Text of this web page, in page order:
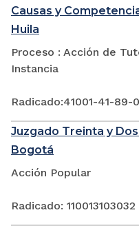
Causas y
Huila
Proceso : Acción de
Instancia
Radicado:41001-41-89-
Juzgado Treinta y
Bogotá
Acción Popular
Radicado: